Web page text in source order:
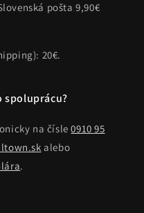
pošta 9,90€
20€.
spoluprácu?
na čísle0910 95
alebo
.